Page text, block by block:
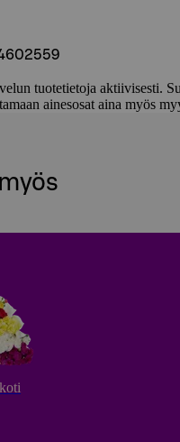
tuotetietoja aktiivisesti.
ainesosat aina myös